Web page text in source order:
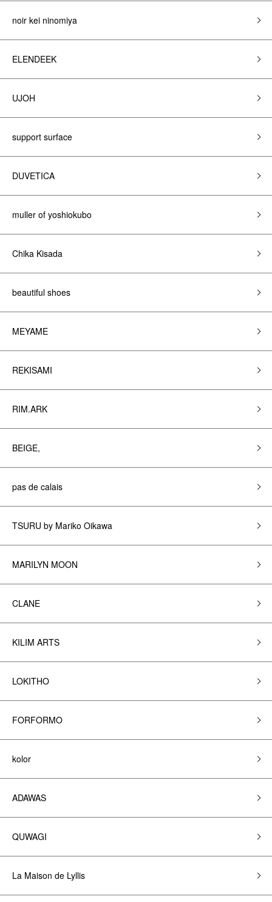
noir kei ninomiya
ELENDEEK
UJOH
support surface
DUVETICA
muller of yoshiokubo
Chika Kisada
beautiful shoes
MEYAME
REKISAMI
RIM.ARK
BEIGE,
pas de calais
TSURU by Mariko Oikawa
MARILYN MOON
CLANE
KILIM ARTS
LOKITHO
FORFORMO
kolor
ADAWAS
QUWAGI
La Maison de Lyllis